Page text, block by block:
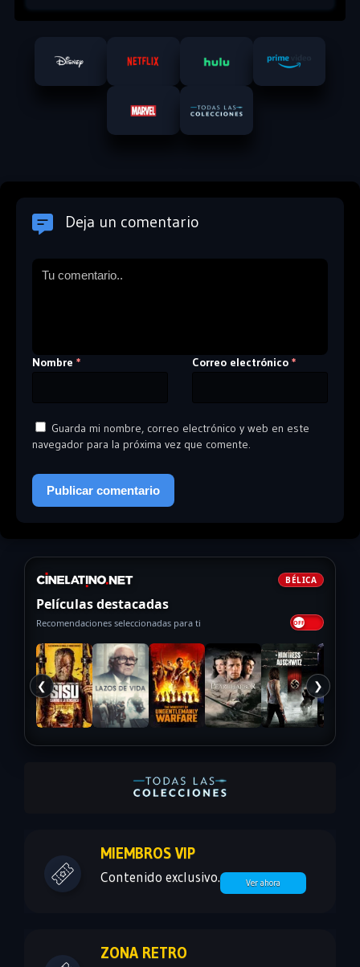
Deja un comentario
Nombre * Correo electrónico *
Guarda mi nombre, correo electrónico y web en este
navegador para la próxima vez que comente.
BÉLICA
Películas destacadas
Recomendaciones seleccionadas para ti
❮ ❯
MIEMBROS VIP
Contenido exclusivo. Ver ahora
ZONA RETRO